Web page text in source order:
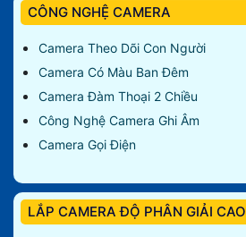
CÔNG NGHỆ CAMERA
Camera Theo Dõi Con Người
Camera Có Màu Ban Đêm
Camera Đàm Thoại 2 Chiều
Công Nghệ Camera Ghi Âm
Camera Gọi Điện
LẮP CAMERA ĐỘ PHÂN GIẢI CAO